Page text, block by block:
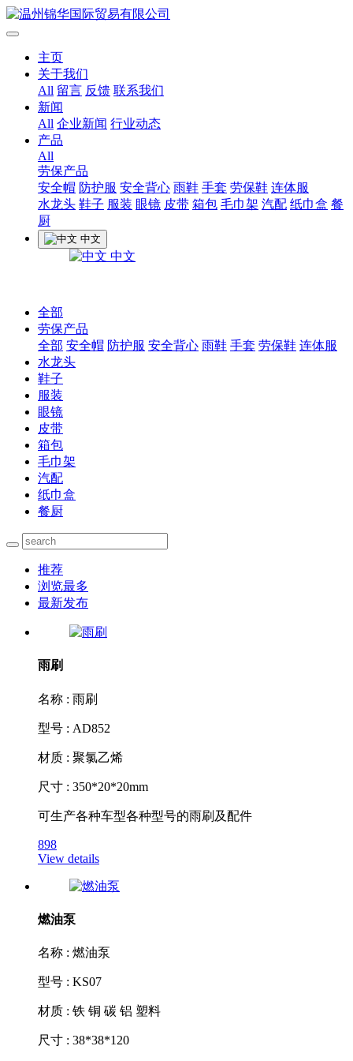
主页
关于我们
All 留言 反馈 联系我们
新闻
All 企业新闻 行业动态
产品
All
劳保产品
安全帽 防护服 安全背心 雨鞋 手套 劳保鞋 连体服
水龙头 鞋子 服装 眼镜 皮带 箱包 毛巾架 汽配 纸巾盒 餐
厨
中文
中文
全部
劳保产品
全部 安全帽 防护服 安全背心 雨鞋 手套 劳保鞋 连体服
水龙头
鞋子
服装
眼镜
皮带
箱包
毛巾架
汽配
纸巾盒
餐厨
推荐
浏览最多
最新发布
雨刷
名称 : 雨刷
型号 : AD852
材质 : 聚氯乙烯
尺寸 : 350*20*20mm
可生产各种车型各种型号的雨刷及配件
898
View details
燃油泵
名称 : 燃油泵
型号 : KS07
材质 : 铁 铜 碳 铝 塑料
尺寸 : 38*38*120